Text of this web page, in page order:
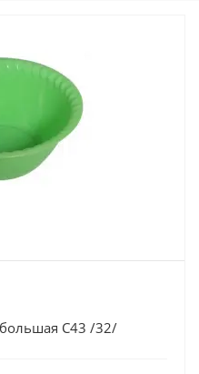
С43 /32/